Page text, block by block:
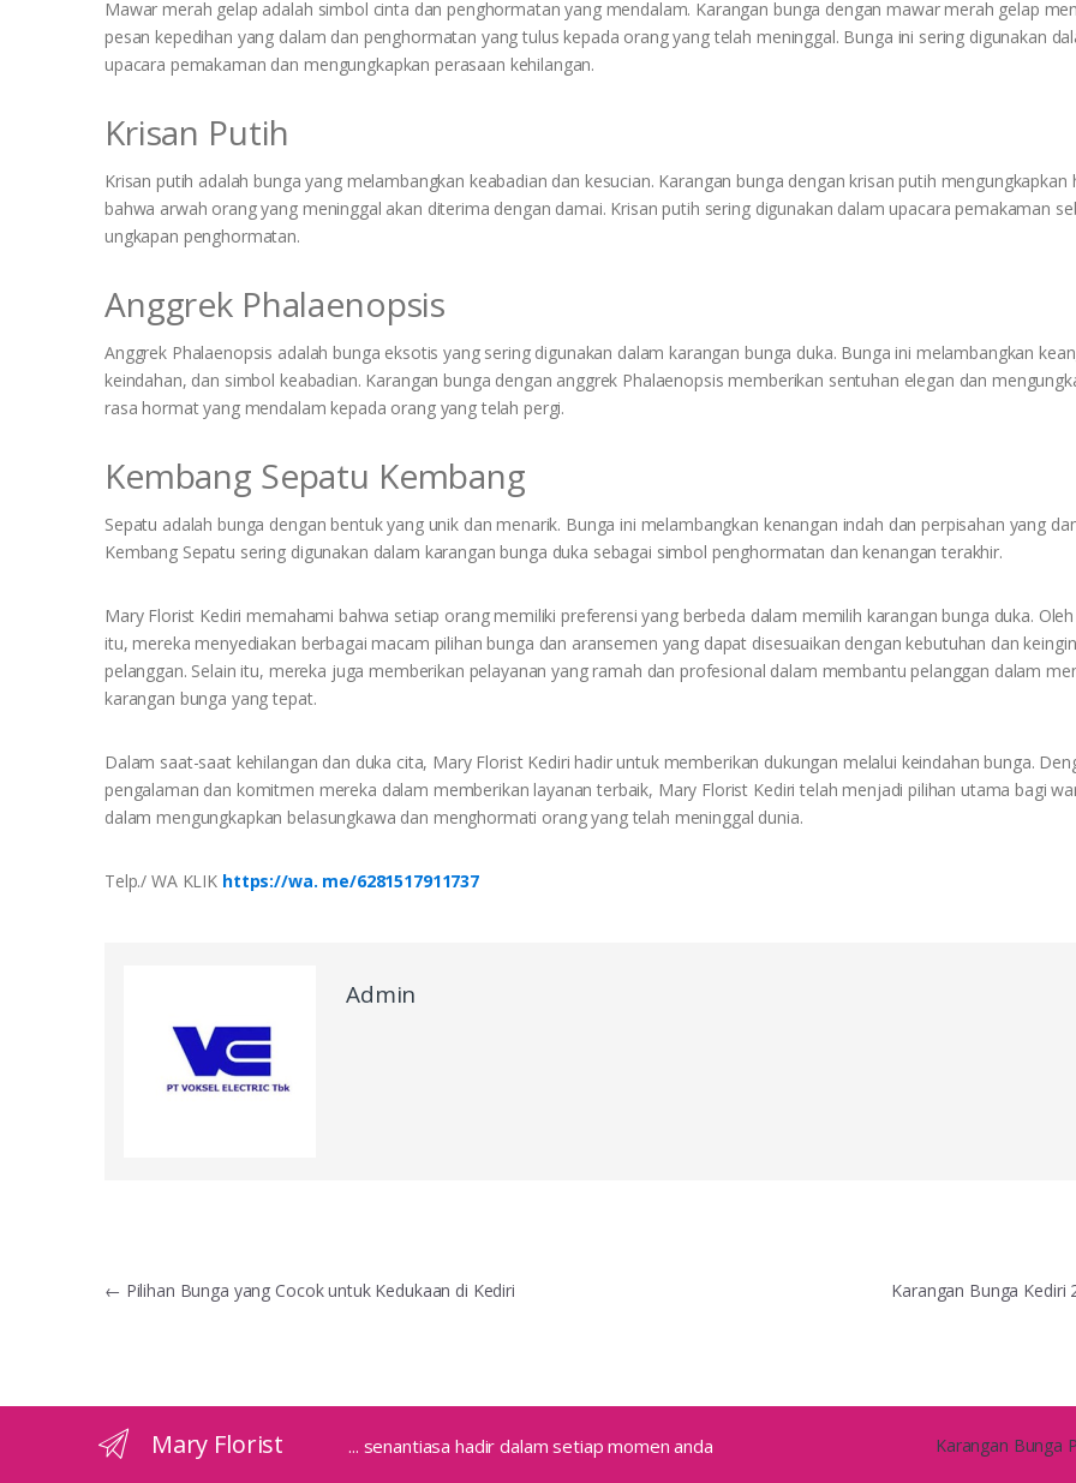
Mawar merah gelap adalah simbol cinta dan penghormatan yang mendalam. Karangan bunga dengan mawar merah gelap
pesan kepedihan yang dalam dan penghormatan yang tulus kepada orang yang telah meninggal. Bunga ini sering digunakan
upacara pemakaman dan mengungkapkan perasaan kehilangan.
Krisan Putih
Krisan putih adalah bunga yang melambangkan keabadian dan kesucian. Karangan bunga dengan krisan putih mengungkapkan
bahwa arwah orang yang meninggal akan diterima dengan damai. Krisan putih sering digunakan dalam upacara pemakaman
ungkapan penghormatan.
Anggrek Phalaenopsis
Anggrek Phalaenopsis adalah bunga eksotis yang sering digunakan dalam karangan bunga duka. Bunga ini melambangkan
keindahan, dan simbol keabadian. Karangan bunga dengan anggrek Phalaenopsis memberikan sentuhan elegan dan
rasa hormat yang mendalam kepada orang yang telah pergi.
Kembang Sepatu Kembang
Sepatu adalah bunga dengan bentuk yang unik dan menarik. Bunga ini melambangkan kenangan indah dan perpisahan yang
Kembang Sepatu sering digunakan dalam karangan bunga duka sebagai simbol penghormatan dan kenangan terakhir.
Mary Florist Kediri memahami bahwa setiap orang memiliki preferensi yang berbeda dalam memilih karangan bunga duka.
itu, mereka menyediakan berbagai macam pilihan bunga dan aransemen yang dapat disesuaikan dengan kebutuhan dan
pelanggan. Selain itu, mereka juga memberikan pelayanan yang ramah dan profesional dalam membantu pelanggan dalam
karangan bunga yang tepat.
Dalam saat-saat kehilangan dan duka cita, Mary Florist Kediri hadir untuk memberikan dukungan melalui keindahan bunga.
pengalaman dan komitmen mereka dalam memberikan layanan terbaik, Mary Florist Kediri telah menjadi pilihan utama bagi
dalam mengungkapkan belasungkawa dan menghormati orang yang telah meninggal dunia.
Telp./ WA KLIK https://wa. me/6281517911737
Admin
Navigasi
← Pilihan Bunga yang Cocok untuk Kedukaan di Kediri Karangan Bunga Kediri
Mary Florist ... senantiasa hadir dalam setiap momen anda Karangan Bunga